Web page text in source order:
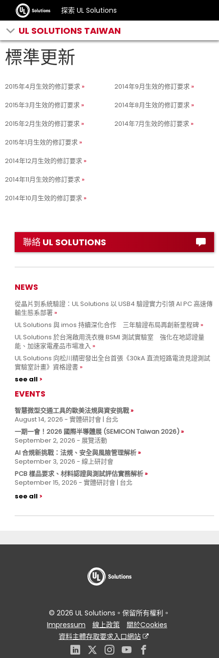
探索 UL Solutions
UL SOLUTIONS TAIWAN
標準更新
2015年4月生效的修訂要求
2015年3月生效的修訂要求
2015年2月生效的修訂要求
2015年1月生效的修訂要求
2014年12月生效的修訂要求
2014年11月生效的修訂要求
2014年10月生效的修訂要求
2014年9月生效的修訂要求
2014年8月生效的修訂要求
2014年7月生效的修訂要求
聯絡 UL SOLUTIONS
NEWS
從晶片到系統驗證：UL Solutions 以 USB4 驗證實力引領 AI PC 高速傳
輸生態系部署
UL Solutions 與 imos 持續深化合作 三年驗證布局再創新里程碑
UL Solutions 於台灣啟用洗衣機 BSMI 測試實驗室 強化在地認證量
能、加速家電產品市場准入
UL Solutions 向松川精密發出全台首張《30kA 直流短路電流見證測試
實驗室計畫》資格證書
see all
EVENTS
智慧微型交通工具的歐美法規與資安挑戰
August 14, 2026 - 實體研討會 | 台北
一期一會！2026 國際半導體展 (SEMICON Taiwan 2026)
September 2, 2026 - 展覽活動
AI 合規新挑戰：法規、安全與風險管理解析
September 3, 2026 - 線上研討會
PCB 樣品要求、材料認證與測試評估實務解析
September 15, 2026 - 實體研討會 | 台北
see all
© 2026 UL Solutions。保留所有權利。
Impressum
線上政策
關於Cookies
資料主體存取要求入口網站